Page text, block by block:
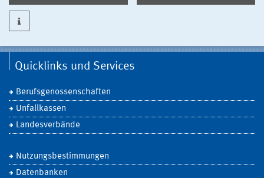
Quicklinks und Services
Berufsgenossenschaften
Unfallkassen
Landesverbände
Nutzungsbestimmungen
Datenbanken